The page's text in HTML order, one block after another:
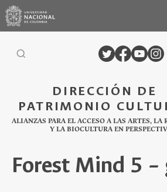
DIRECCIÓN DE
PATRIMONIO
ALIANZAS PARA EL ACCESO A LAS ARTES,
Y LA BIOCULTURA EN
Forest Mind 5 –